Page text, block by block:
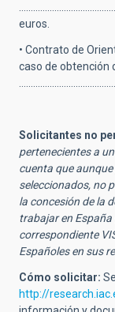
euros.
• Contrato de
caso de obtención
Solicitantes no
pertenecientes a
cuenta que
seleccionados, no
la concesión de la
trabajar en
correspondiente
Españoles en sus
Cómo solicitar:
http://